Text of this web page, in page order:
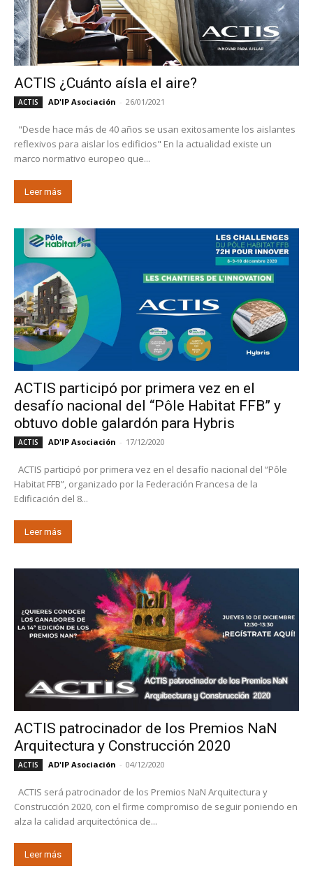
ACTIS ¿Cuánto aísla el aire?
ACTIS AD'IP Asociación - 26/01/2021
reflexivos para aislar los edificios" En la actualidad existe un
marco normativo europeo que...
Leer más
ACTIS participó por primera vez en el
desafío nacional del “Pôle Habitat FFB” y
obtuvo doble galardón para Hybris
ACTIS AD'IP Asociación - 17/12/2020
Habitat FFB”, organizado por la Federación Francesa de la
Edificación del 8...
Leer más
ACTIS patrocinador de los Premios NaN
Arquitectura y Construcción 2020
ACTIS AD'IP Asociación - 04/12/2020
ACTIS será patrocinador de los Premios NaN Arquitectura y
Construcción 2020, con el firme compromiso de seguir poniendo en
alza la calidad arquitectónica de...
Leer más